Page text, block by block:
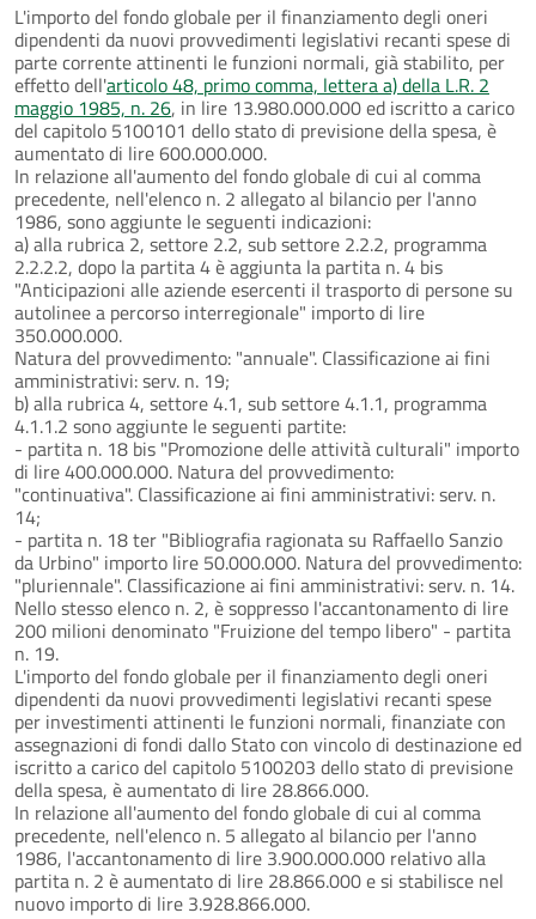
L'importo del fondo globale per il finanziamento degli oneri
dipendenti da nuovi provvedimenti legislativi recanti spese di
parte corrente attinenti le funzioni normali, già stabilito, per
effetto dell'articolo 48, primo comma, lettera a) della L.R. 2
maggio 1985, n. 26, in lire 13.980.000.000 ed iscritto a carico
del capitolo 5100101 dello stato di previsione della spesa, è
aumentato di lire 600.000.000.
In relazione all'aumento del fondo globale di cui al comma
precedente, nell'elenco n. 2 allegato al bilancio per l'anno
1986, sono aggiunte le seguenti indicazioni:
a) alla rubrica 2, settore 2.2, sub settore 2.2.2, programma
2.2.2.2, dopo la partita 4 è aggiunta la partita n. 4 bis
"Anticipazioni alle aziende esercenti il trasporto di persone su
autolinee a percorso interregionale" importo di lire
350.000.000.
Natura del provvedimento: "annuale". Classificazione ai fini
amministrativi: serv. n. 19;
b) alla rubrica 4, settore 4.1, sub settore 4.1.1, programma
4.1.1.2 sono aggiunte le seguenti partite:
- partita n. 18 bis "Promozione delle attività culturali" importo
di lire 400.000.000. Natura del provvedimento:
"continuativa". Classificazione ai fini amministrativi: serv. n.
14;
- partita n. 18 ter "Bibliografia ragionata su Raffaello Sanzio
da Urbino" importo lire 50.000.000. Natura del provvedimento:
"pluriennale". Classificazione ai fini amministrativi: serv. n. 14.
Nello stesso elenco n. 2, è soppresso l'accantonamento di lire
200 milioni denominato "Fruizione del tempo libero" - partita
n. 19.
L'importo del fondo globale per il finanziamento degli oneri
dipendenti da nuovi provvedimenti legislativi recanti spese
per investimenti attinenti le funzioni normali, finanziate con
assegnazioni di fondi dallo Stato con vincolo di destinazione ed
iscritto a carico del capitolo 5100203 dello stato di previsione
della spesa, è aumentato di lire 28.866.000.
In relazione all'aumento del fondo globale di cui al comma
precedente, nell'elenco n. 5 allegato al bilancio per l'anno
1986, l'accantonamento di lire 3.900.000.000 relativo alla
partita n. 2 è aumentato di lire 28.866.000 e si stabilisce nel
nuovo importo di lire 3.928.866.000.